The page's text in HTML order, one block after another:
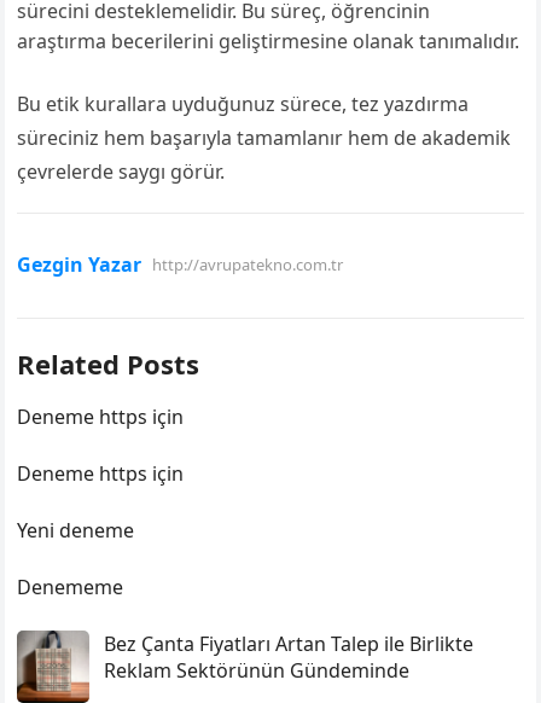
sürecini desteklemelidir. Bu süreç, öğrencinin
araştırma becerilerini geliştirmesine olanak tanımalıdır.
Bu etik kurallara uyduğunuz sürece, tez yazdırma
süreciniz hem başarıyla tamamlanır hem de akademik
çevrelerde saygı görür.
Gezgin Yazar http://avrupatekno.com.tr
Related Posts
Deneme https için
Deneme https için
Yeni deneme
Denememe
Bez Çanta Fiyatları Artan Talep ile Birlikte
Reklam Sektörünün Gündeminde